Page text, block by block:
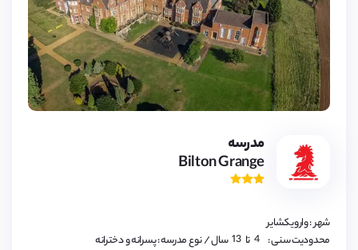
مدرسه
Bilton Grange
شهر : وارویکشایر
محدودیت سنی :
تا
4,
5,
6,
7,
8,
13 سال/ نوع مدرسه : پسرانه و دخترانه